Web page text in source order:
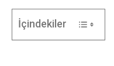
İçindekiler